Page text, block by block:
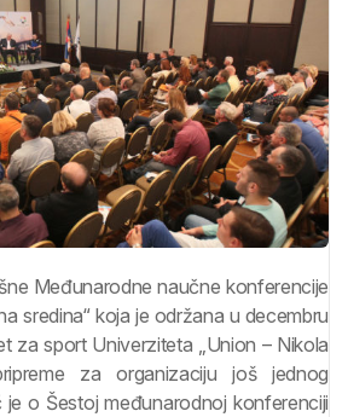
Međunarodne naučne konferencije
sredina“ koja je održana u decembru
za sport Univerziteta „Union – Nikola
za organizaciju još jednog
o Šestoj međunarodnoj konferenciji